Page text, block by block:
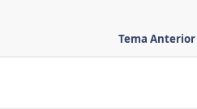
Tema Anterior